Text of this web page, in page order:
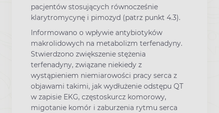
pacjentów stosujących równocześnie
klarytromycynę i pimozyd (patrz punkt 4.3).
Informowano o wpływie antybiotyków
makrolidowych na metabolizm terfenadyny.
Stwierdzono zwiększenie stężenia
terfenadyny, związane niekiedy z
wystąpieniem niemiarowości pracy serca z
objawami takimi, jak wydłużenie odstępu QT
w zapisie EKG, częstoskurcz komorowy,
migotanie komór i zaburzenia rytmu serca